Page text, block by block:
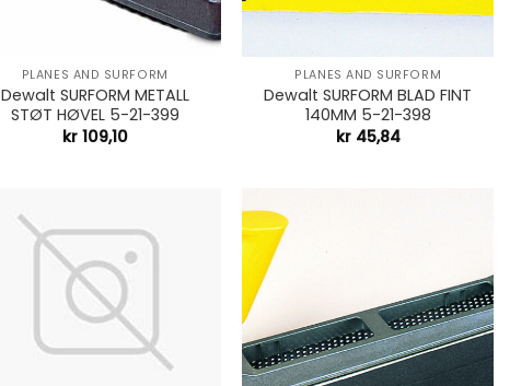
PLANES AND SURFORM
Dewalt SURFORM METALL
STØT HØVEL 5-21-399
kr109,10
PLANES AND SURFORM
Dewalt SURFORM BLAD FINT
140MM 5-21-398
kr45,84